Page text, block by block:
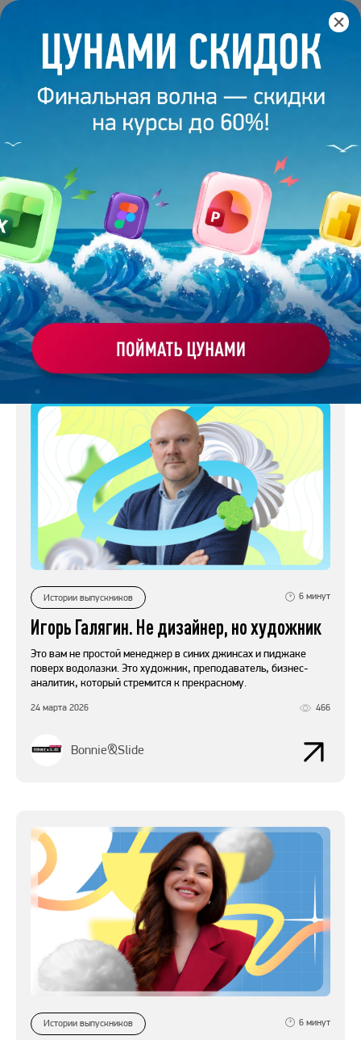
Главная /Блог/Истории выпускников
ИСТОРИИ
ВЫПУСКНИКОВ
BONNIE&SLIDE |
СТРАНИЦА 2
Истории выпускников Показать всё Бизнес
Гайды
Дизайн
Презентации Про заработок 💰
Про нейросети
Профессии
Истории выпускников 6 минут
Игорь Галягин. Не дизайнер, но художник
Это вам не простой менеджер в синих джинсах и пиджаке
поверх водолазки. Это художник, преподаватель, бизнес-
аналитик, который стремится к прекрасному.
24 марта 2026 466
Bonnie&Slide
Истории выпускников 6 минут